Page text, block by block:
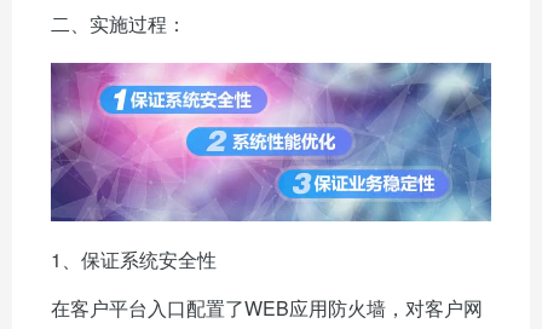
二、实施过程：
1、保证系统安全性
在客户平台入口配置了WEB应用防火墙，对客户网